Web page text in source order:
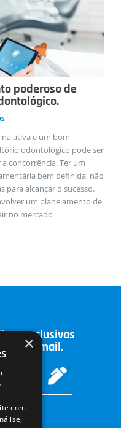
poderoso de
ativa e um bom
odontológico pode ser
concorrência. Ter um
bem definida, não
para alcançar o sucesso.
um planejamento de
no mercado
exclusivas
seu email.
×
com